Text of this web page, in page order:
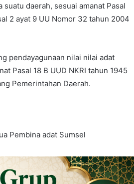
daerah, sesuai amanat Pasal
2 ayat 9 UU Nomor 32 tahun 2004
pendayagunaan nilai nilai adat
Pasal 18 B UUD NKRI tahun 1945
Pemerintahan Daerah.
Pembina adat Sumsel